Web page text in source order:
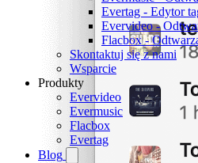
Evertag - Edytor
Evervideo -
Flacbox -
Skontaktuj się z nami
Wsparcie
Produkty
Evervideo
Evermusic
Flacbox
Evertag
Blog